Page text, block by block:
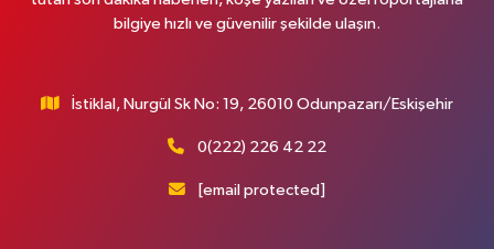
bilgiye hızlı ve güvenilir şekilde ulaşın.
İstiklal, Nurgül Sk No: 19, 26010 Odunpazarı/Eskişehir
0(222) 226 42 22
[email protected]